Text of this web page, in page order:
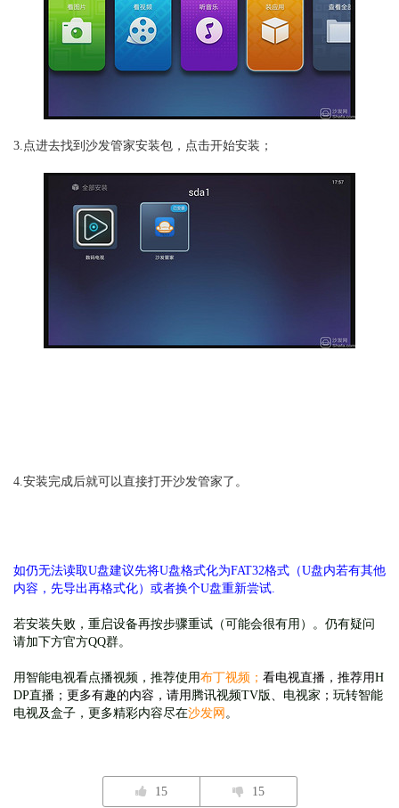
3.点进去找到沙发管家安装包，点击开始安装；
4.安装完成后就可以直接打开沙发管家了。
如仍无法读取U盘建议先将U盘格式化为FAT32格式（U盘内若有其他
内容，先导出再格式化）或者换个U盘重新尝试.
若安装失败，重启设备再按步骤重试（可能会很有用）。仍有疑问
请加下方官方QQ群。
用智能电视看点播视频，推荐使用布丁视频 ； 看电视直播，推荐用H
DP直播 ；更多有趣的内容，请用 腾讯视频TV版 、 电视家 ； 玩转智能
电视及盒子，更多精彩内容尽在沙发网 。
15 15